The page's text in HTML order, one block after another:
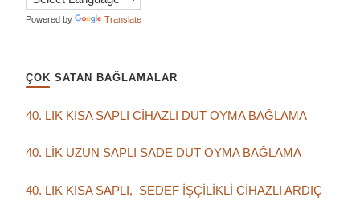
Powered by Translate
ÇOK SATAN BAĞLAMALAR
40. LIK KISA SAPLI CİHAZLI DUT OYMA BAĞLAMA
40. LİK UZUN SAPLI SADE DUT OYMA BAĞLAMA
40. LIK KISA SAPLI, SEDEF İŞÇİLİKLİ CİHAZLI ARDIÇ